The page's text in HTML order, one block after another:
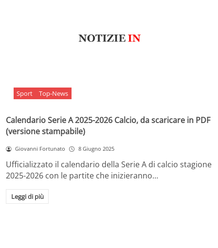
Sport Top-News
Calendario Serie A 2025-2026 Calcio, da scaricare in PDF
(versione stampabile)
Giovanni Fortunato 8 Giugno 2025
Ufficializzato il calendario della Serie A di calcio stagione
2025-2026 con le partite che inizieranno…
Leggi di più